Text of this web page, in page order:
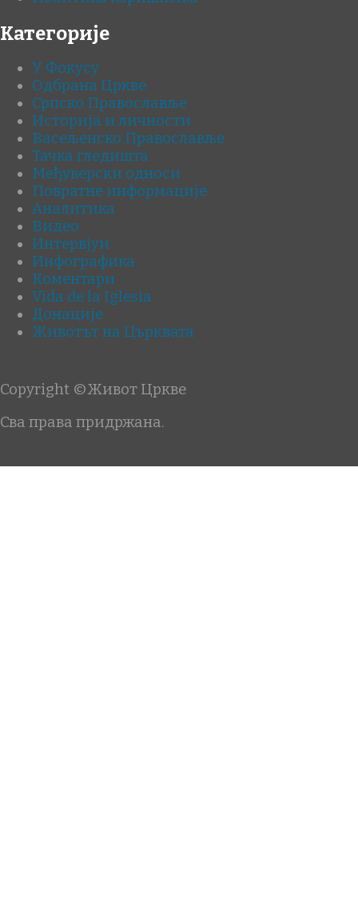
Категорије
У Фокусу
Одбрана Цркве
Српско Православље
Историја и личности
Васељенско Православље
Тачка гледишта
Међуверски односи
Повратне информације
Аналитика
Видео
Интервјуи
Инфографика
Коментари
Vida de la Iglesia
Донације
Животът на Църквата
Copyright ©Живот Цркве
Сва права придржана.